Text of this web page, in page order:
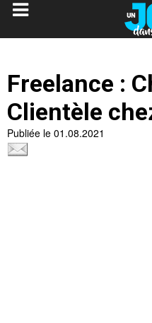
Freelance :
Clientèle
Publiée le 01.08.2021